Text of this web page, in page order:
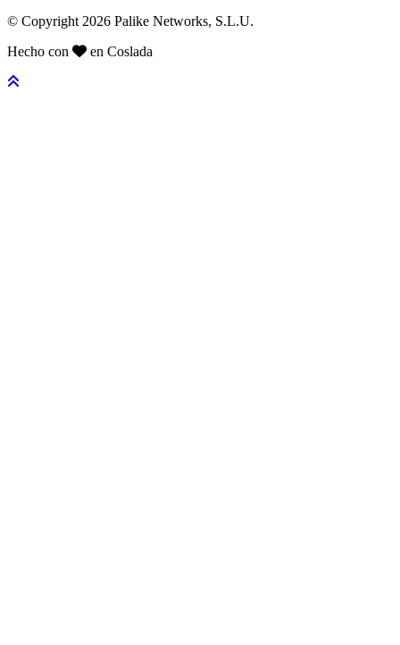
© Copyright 2026 Palike Networks, S.L.U.
Hecho con
en Coslada